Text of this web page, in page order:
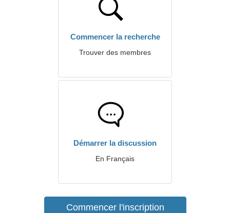
Commencer la recherche
Trouver des membres
Démarrer la discussion
En Français
Commencer l'inscription